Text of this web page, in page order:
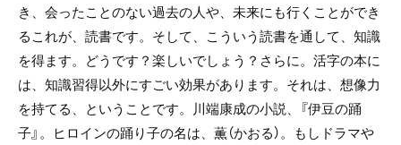
き、会ったことのない過去の人や、未来にも行くことができ
るこれが、読書です。そして、こういう読書を通して、知識
を得ます。どうです？楽しいでしょう？さらに。活字の本に
は、知識習得以外にすごい効果があります。それは、想像力
を持てる、ということです。川端康成の小説、『伊豆の踊
子』。ヒロインの踊り子の名は、薫（かおる）。もしドラマや